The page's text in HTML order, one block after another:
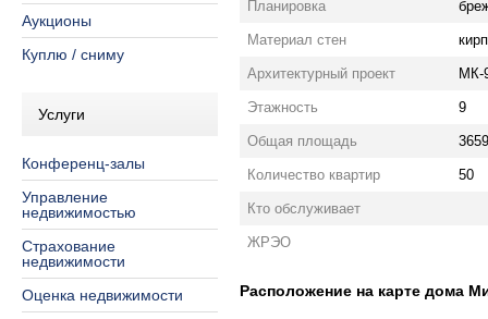
Аукционы
Куплю / сниму
Услуги
Конференц-залы
Управление
недвижимостью
Страхование
недвижимости
Оценка недвижимости
Планировка
Материал стен
Архитектурный проект МК-
Этажность 9
Общая площадь
Количество квартир 50
Кто обслуживает
ЖРЭО
Расположение на карте дома